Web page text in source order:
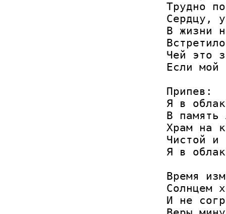
Трудно
Сердцу,
В жизни
Чей это
Если мой
Припев:
Я в
В память
Храм на
Чистой
Я в
Время
Солнцем
И не